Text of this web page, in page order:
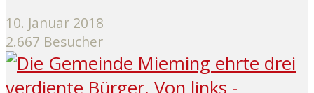
10. Januar 2018
2.667 Besucher